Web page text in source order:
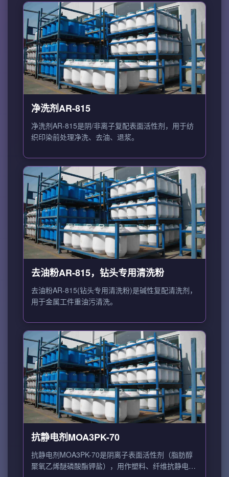
净洗剂AR-815
净洗剂AR-815是阴/非离子复配表面活性剂，用于纺
织印染前处理净洗、去油、退浆。
去油粉AR-815，钻头专用清洗粉
去油粉AR-815(钻头专用清洗粉)是碱性复配清洗剂，
用于金属工件重油污清洗。
抗静电剂MOA3PK-70
抗静电剂MOA3PK-70是阴离子表面活性剂（脂肪醇
聚氧乙烯醚磷酸酯钾盐），用作塑料、纤维抗静电